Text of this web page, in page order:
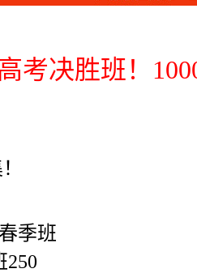
考决胜班！
季班